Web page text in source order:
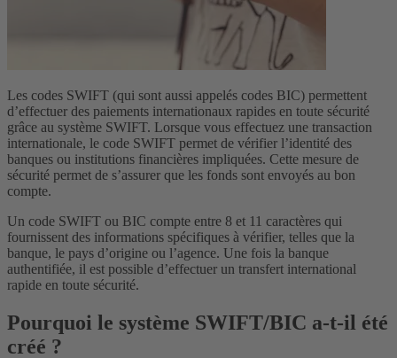
Les codes SWIFT (qui sont aussi appelés codes BIC) permettent
d’effectuer des paiements internationaux rapides en toute sécurité
grâce au système SWIFT. Lorsque vous effectuez une transaction
internationale, le code SWIFT permet de vérifier l’identité des
banques ou institutions financières impliquées. Cette mesure de
sécurité permet de s’assurer que les fonds sont envoyés au bon
compte.
Un code SWIFT ou BIC compte entre 8 et 11 caractères qui
fournissent des informations spécifiques à vérifier, telles que la
banque, le pays d’origine ou l’agence. Une fois la banque
authentifiée, il est possible d’effectuer un transfert international
rapide en toute sécurité.
Pourquoi le système SWIFT/BIC a-t-il été
créé ?